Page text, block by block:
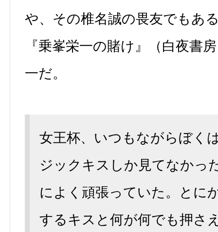
や、その椎名誠の畏友でもあ
『乗峯栄一の賭け』（白夜書
一だ。
女王杯、いつもながらぼく
ジックキスしか見てなかっ
によく頑張っていた。とに
するキスと何が何でも押さ